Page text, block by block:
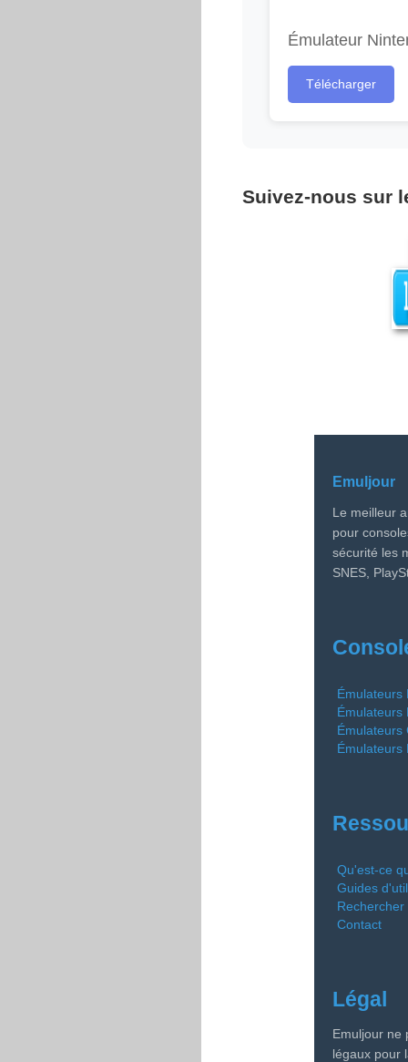
Émulateur
Télécharger
Suivez-nous sur
Emuljour
Le meilleur
pour
sécurité les
SNES,
Émulateurs
Émulateurs
Émulateurs
Émulateurs
Qu'est-ce
Guides
Contact
Légal
Emuljour ne
légaux pour